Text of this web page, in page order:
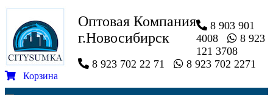
Оптовая Компания
г.Новосибирск
8 903 901
4008
8 923
121 3708
8 923 702 22 71
8 923 702 2271
Корзина